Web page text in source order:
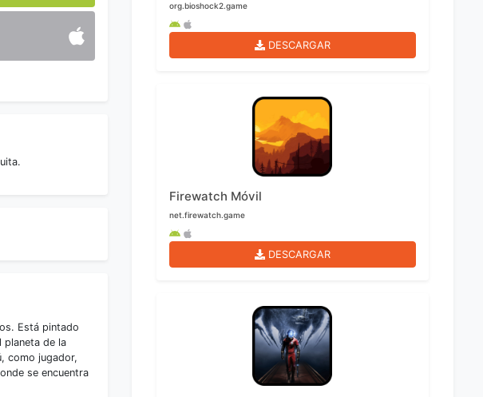
Está pintado
planeta de la
como jugador,
se encuentra
org.bioshock2.game
DESCARGAR
Firewatch Móvil
net.firewatch.game
DESCARGAR